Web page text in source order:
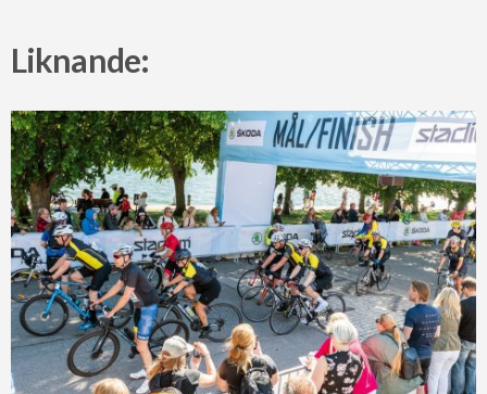
Liknande: